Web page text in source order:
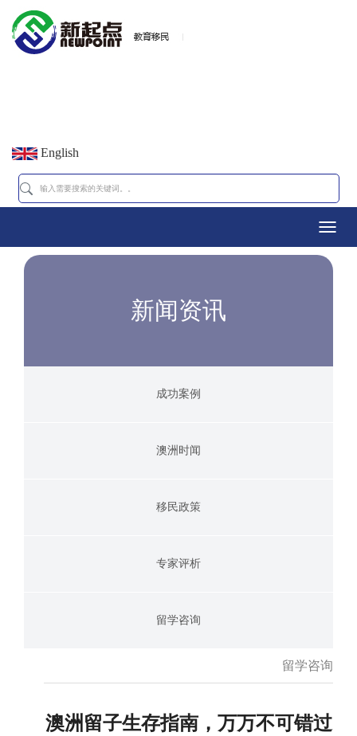
English
新闻资讯
成功案例
澳洲时闻
移民政策
专家评析
留学咨询
留学咨询
澳洲留子生存指南，万万不可错过